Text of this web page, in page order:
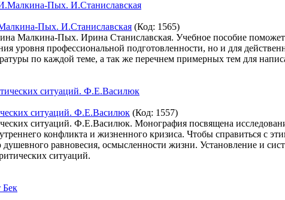
Пых. И.Станиславская (Код: 1565)
Малкина-Пых. Ирина Станиславская. Учебное пособие поможет
уровня профессиональной подготовленности, но и для
по каждой теме, а так же перечнем примерных тем для
ситуаций. Ф.Е.Василюк (Код: 1557)
ситуаций. Ф.Е.Василюк. Монография посвящена
конфликта и жизненного кризиса. Чтобы справиться с
равновесия, осмысленности жизни. Установление и
ситуаций.